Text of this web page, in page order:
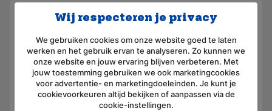
Merk AKKUmed
Artikelnummer 110029
Aansluiting Contacten
Voltage (V) 12,0
Wij respecteren je privacy
We gebruiken cookies om onze website goed te laten
werken en het gebruik ervan te analyseren. Zo kunnen we
onze website en jouw ervaring blijven verbeteren. Met
jouw toestemming gebruiken we ook marketingcookies
voor advertentie- en marketingdoeleinden. Je kunt je
cookievoorkeuren altijd bekijken of aanpassen via de
cookie-instellingen.